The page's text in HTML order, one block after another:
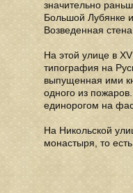
значительно
Большой Лубянке
Возведенная
На этой улице в
типография на
выпущенная ими
одного из
единорогом на
На Никольской
монастыря, то